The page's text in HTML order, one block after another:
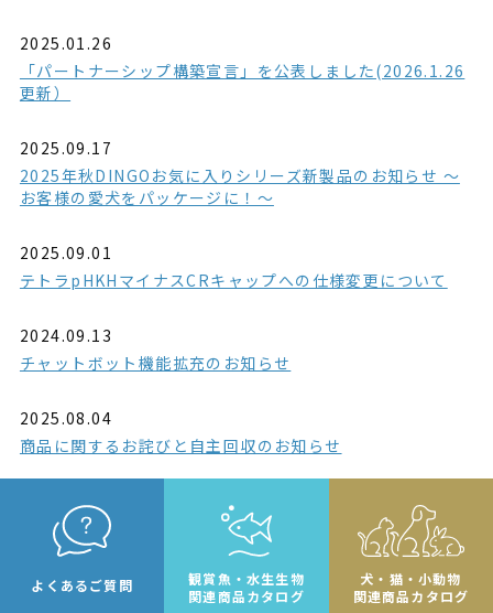
2025.01.26
「パートナーシップ構築宣言」を公表しました(2026.1.26
更新）
2025.09.17
2025年秋DINGOお気に入りシリーズ新製品のお知らせ ～
お客様の愛犬をパッケージに！～
2025.09.01
テトラpHKHマイナスCRキャップへの仕様変更について
2024.09.13
チャットボット機能拡充のお知らせ
2025.08.04
商品に関するお詫びと自主回収のお知らせ
よくあるご質問
観賞魚・水生生物
関連商品カタログ
犬・猫・小動物
関連商品カタログ